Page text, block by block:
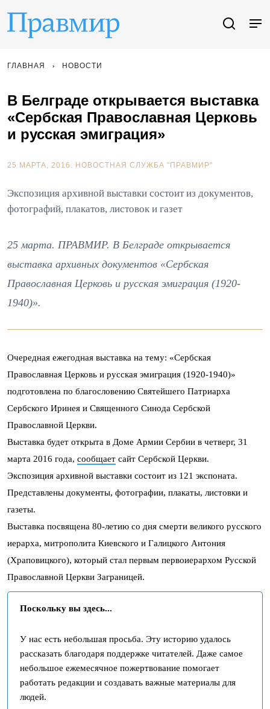
ГЛАВНАЯ НОВОСТИ
В Белграде открывается выставка
«Сербская Православная Церковь
и русская эмиграция»
25 МАРТА, 2016. НОВОСТНАЯ СЛУЖБА "ПРАВМИР"
Экспозиция архивной выставки состоит из документов,
фотографий, плакатов, листовок и газет
25 марта. ПРАВМИР. В Белграде открывается
выставка архивных документов «Сербская
Православная Церковь и русская эмиграция (1920-
1940)».
Очередная ежегодная выставка на тему: «Сербская
Православная Церковь и русская эмиграция (1920-1940)»
подготовлена по благословению Святейшего Патриарха
Сербского Иринея и Священного Синода Сербской
Православной Церкви.
Выставка будет открыта в Доме Армии Сербии в четверг, 31
марта 2016 года, сообщает сайт Сербской Церкви.
Экспозиция архивной выставки состоит из 121 экспоната.
Представлены документы, фотографии, плакаты, листовки и
газеты.
Выставка посвящена 80-летию со дня смерти великого русского
иерарха, митрополита Киевского и Галицкого Антония
(Храповицкого), который стал первым первоиерархом Русской
Православной Церкви Заграницей.
Поскольку вы здесь...
У нас есть небольшая просьба. Эту историю удалось
рассказать благодаря поддержке читателей. Даже самое
небольшое ежемесячное пожертвование помогает
работать редакции и создавать важные материалы для
людей.